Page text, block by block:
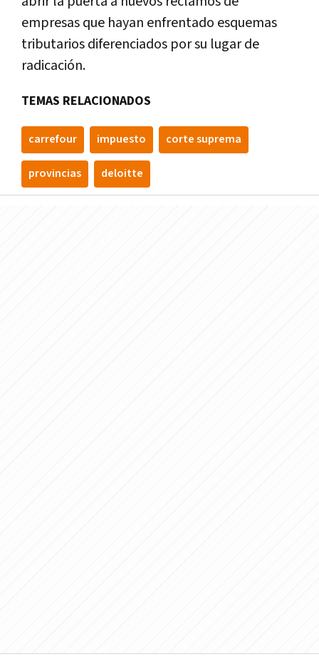
empresas que hayan enfrentado esquemas
tributarios diferenciados por su lugar de
radicación.
TEMAS RELACIONADOS
carrefour impuesto corte suprema
provincias deloitte